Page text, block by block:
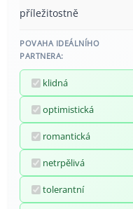
příležitostně
POVAHA IDEÁLNÍHO
PARTNERA:
klidná
optimistická
romantická
netrpělivá
tolerantní